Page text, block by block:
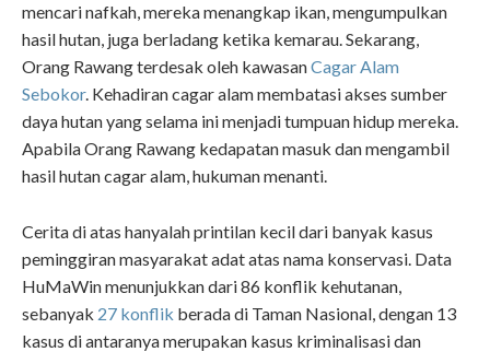
mencari nafkah, mereka menangkap ikan, mengumpulkan
hasil hutan, juga berladang ketika kemarau. Sekarang,
Orang Rawang terdesak oleh kawasanCagar Alam
Sebokor. Kehadiran cagar alam membatasi akses sumber
daya hutan yang selama ini menjadi tumpuan hidup mereka.
Apabila Orang Rawang kedapatan masuk dan mengambil
hasil hutan cagar alam,hukuman menanti.
Cerita di atas hanyalah printilan kecil dari banyak kasus
peminggiran masyarakat adat atas nama konservasi. Data
HuMaWin menunjukkan dari 86 konflik kehutanan,
sebanyak 27 konflik berada di Taman Nasional, dengan 13
kasus di antaranya merupakan kasus kriminalisasi dan